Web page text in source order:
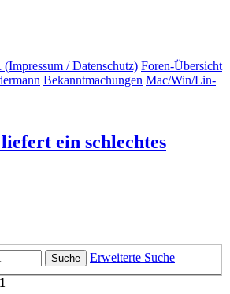
/ Datenschutz) Foren-Übersicht
Bekanntmachungen Mac/Win/Lin-
ein schlechtes
Suche
Erweiterte Suche
1